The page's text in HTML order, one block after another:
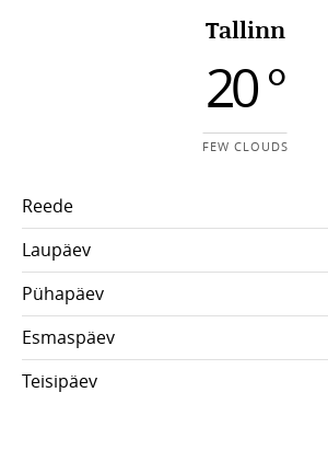
Tallinn
20 °
FEW CLOUDS
Reede
Laupäev
Pühapäev
Esmaspäev
Teisipäev